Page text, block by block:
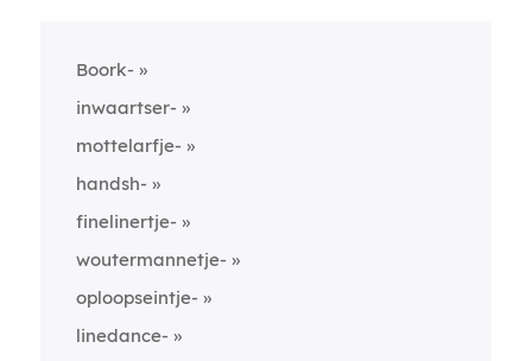
Boork-
inwaartser-
mottelarfje-
handsh-
finelinertje-
woutermannetje-
oploopseintje-
linedance-